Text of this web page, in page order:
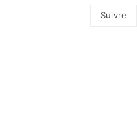
Suivre